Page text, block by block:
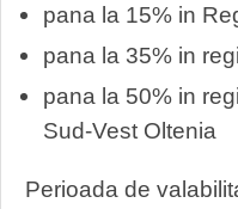
pana la 15% in
pana la 35% in
pana la 50% in
Sud-Vest Oltenia
Perioada de